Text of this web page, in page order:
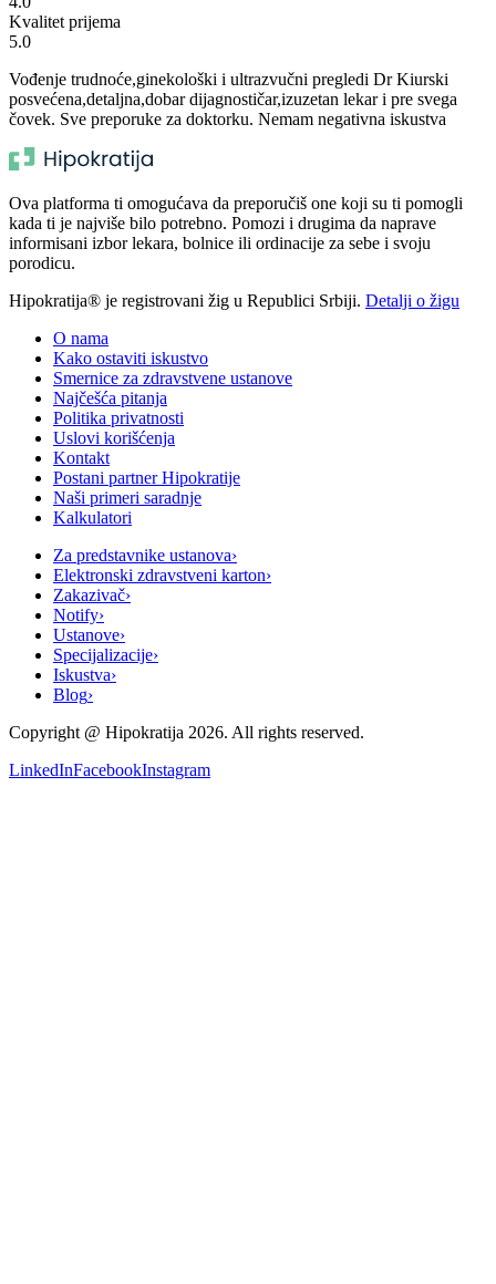
Kvalitet prijema
5.0
Vođenje trudnoće,ginekološki i ultrazvučni pregledi Dr Kiurski
posvećena,detaljna,dobar dijagnostičar,izuzetan lekar i pre svega
čovek. Sve preporuke za doktorku. Nemam negativna iskustva
Ova platforma ti omogućava da preporučiš one koji su ti pomogli
kada ti je najviše bilo potrebno. Pomozi i drugima da naprave
informisani izbor lekara, bolnice ili ordinacije za sebe i svoju
porodicu.
Hipokratija® je registrovani žig u Republici Srbiji. Detalji o žigu
O nama
Kako ostaviti iskustvo
Smernice za zdravstvene ustanove
Najčešća pitanja
Politika privatnosti
Uslovi korišćenja
Kontakt
Postani partner Hipokratije
Naši primeri saradnje
Kalkulatori
Za predstavnike ustanova›
Elektronski zdravstveni karton›
Zakazivač›
Notify›
Ustanove›
Specijalizacije›
Iskustva›
Blog›
Copyright @ Hipokratija 2026. All rights reserved.
LinkedInFacebookInstagram